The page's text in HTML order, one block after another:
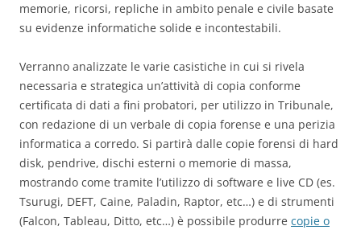
memorie, ricorsi, repliche in ambito penale e civile basate
su evidenze informatiche solide e incontestabili.
Verranno analizzate le varie casistiche in cui si rivela
necessaria e strategica un’attività di copia conforme
certificata di dati a fini probatori, per utilizzo in Tribunale,
con redazione di un verbale di copia forense e una perizia
informatica a corredo. Si partirà dalle copie forensi di hard
disk, pendrive, dischi esterni o memorie di massa,
mostrando come tramite l’utilizzo di software e live CD (es.
Tsurugi, DEFT, Caine, Paladin, Raptor, etc…) e di strumenti
(Falcon, Tableau, Ditto, etc…) è possibile produrre copie o